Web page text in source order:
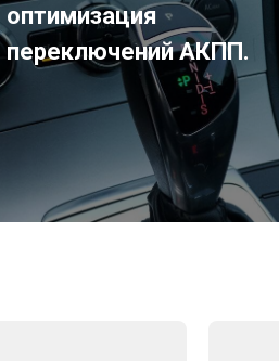
оптимизация
переключений АКПП.